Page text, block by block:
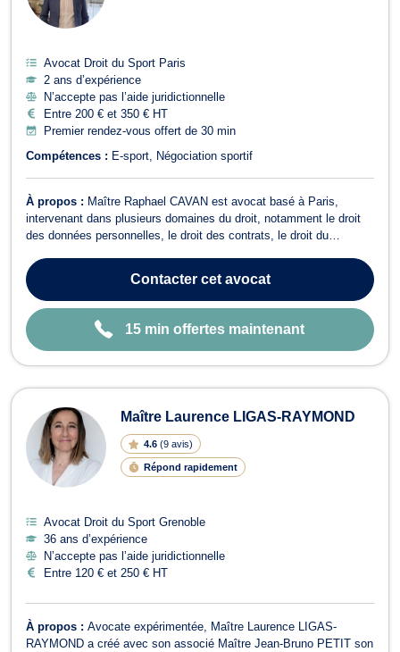
E
Avocat Droit du Sport Paris
2 ans d’expérience
N’accepte pas l’aide juridictionnelle
Entre 200 € et 350 € HT
Premier rendez-vous offert de 30 min
Compétences : E-sport Négociation sportif
À propos : Maître Raphael CAVAN est avocat basé à Paris,
intervenant dans plusieurs domaines du droit, notamment le droit
des données personnelles, le droit des contrats, le droit du
intellectuelle. En matiere de droit du numérique, Maître CAVAN
vous conseille dans la mis...
Contactercet avocat
15 min offertes maintenant
Maître Laurence LIGAS-RAYMOND
4.6 (9 avis)
Répond rapidement
Avocat Droit du Sport Grenoble
36 ans d’expérience
N’accepte pas l’aide juridictionnelle
Entre 120 € et 250 € HT
À propos : Avocate expérimentée, Maître Laurence LIGAS-
RAYMOND a créé avec son associé Maître Jean-Bruno PETIT son